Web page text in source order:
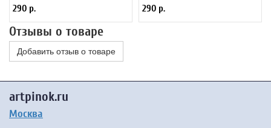
290 р. 290 р.
Отзывы о товаре
Добавить отзыв о товаре
artpinok.ru
Москва